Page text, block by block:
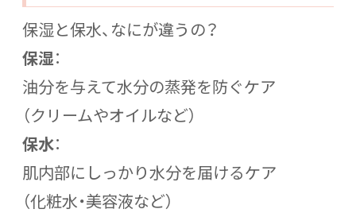
保湿と保水、なにが違うの？
保湿：
油分を与えて水分の蒸発を防ぐケア
（クリームやオイルなど）
保水：
肌内部にしっかり水分を届けるケア
（化粧水・美容液など）